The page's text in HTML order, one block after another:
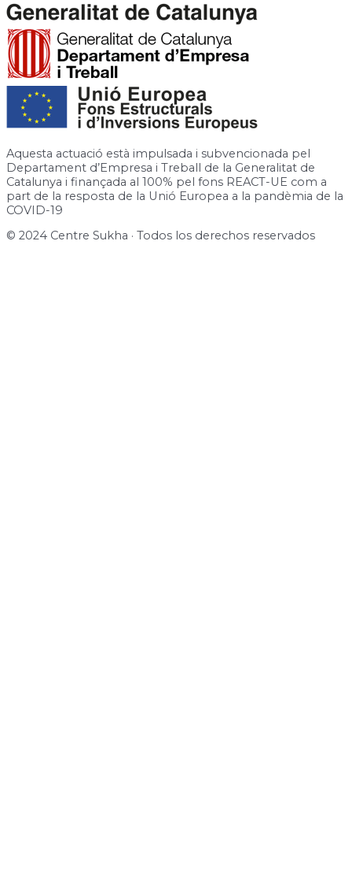
Aquesta actuació està impulsada i subvencionada pel
Departament d’Empresa i Treball de la Generalitat de
Catalunya i finançada al 100% pel fons REACT-UE com a
part de la resposta de la Unió Europea a la pandèmia de la
COVID-19
© 2024 Centre Sukha · Todos los derechos reservados